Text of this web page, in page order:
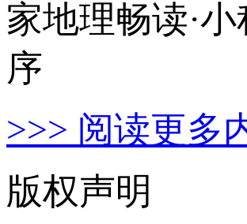
>>> 阅读更多
版权声明